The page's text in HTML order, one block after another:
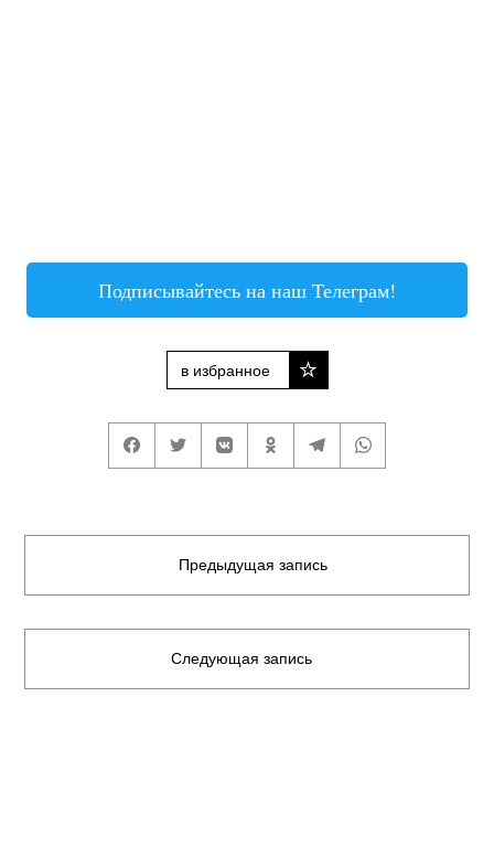
Подписывайтесь на наш Телеграм!
в избранное
Предыдущая запись
Следующая запись